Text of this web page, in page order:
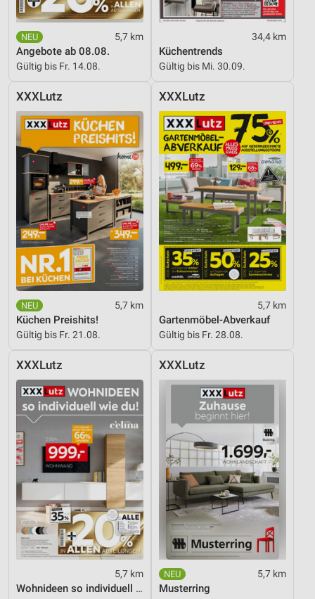
5,7 km
Angebote ab 08.08.
Gültig bis Fr. 14.08.
34,4 km
Küchentrends
Gültig bis Mi. 30.09.
XXXLutz
5,7 km
Küchen Preishits!
Gültig bis Fr. 21.08.
XXXLutz
5,7 km
Gartenmöbel-Abverkauf
Gültig bis Fr. 28.08.
XXXLutz
5,7 km
Wohnideen so individuell wie du!
XXXLutz
5,7 km
Musterring